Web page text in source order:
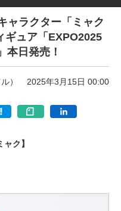
ャラクター「ミャク
ギュア「EXPO2025
本日発売！
） 2025年3月15日 00:00
ク】